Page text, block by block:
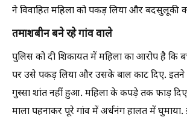
ने विवाहित महिला को पकड़ लिया और बदसुलूकी
तमाशबीन बने रहे गांव वाले
पुलिस को दी शिकायत में महिला का आरोप है कि
पर उसे पकड़ लिया और उसके बाल काट दिए. इतने
गुस्सा शांत नहीं हुआ. महिला के कपड़े तक फाड़
माला पहनाकर पूरे गांव में अर्धनंग हालत में